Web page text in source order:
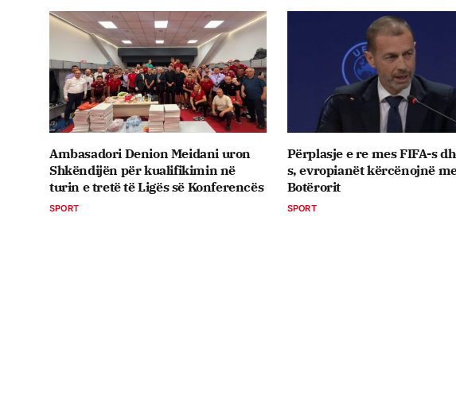
Ambasadori Denion Meidani uron
Shkëndijën për kualifikimin në
turin e tretë të Ligës së Konferencës
SPORT
Përplasje e re mes FIFA-s
s, evropianët kërcënojnë
Botërorit
SPORT